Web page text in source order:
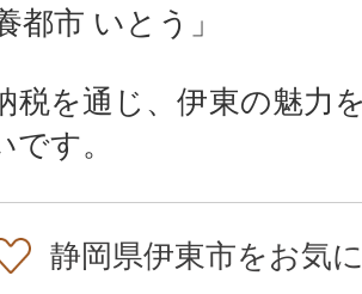
都市 いとう」
税を通じ、伊東の魅力
す。
静岡県伊東市をお気